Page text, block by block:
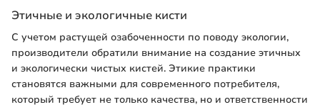
Этичные и экологичные кисти
С учетом растущей озабоченности по поводу экологии,
производители обратили внимание на создание этичных
и экологически чистых кистей. Этикие практики
становятся важными для современного потребителя,
который требует не только качества, но и ответственности